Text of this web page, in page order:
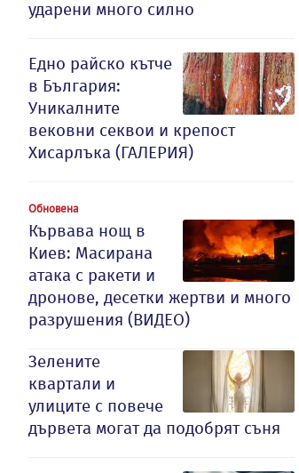
ударени много силно
Едно райско кътче
в България:
Уникалните
вековни секвои и крепост
Хисарлъка (ГАЛЕРИЯ)
Обновена
Кървава нощ в
Киев: Масирана
атака с ракети и
дронове, десетки жертви и много
разрушения (ВИДЕО)
Зелените
квартали и
улиците с повече
дървета могат да подобрят съня